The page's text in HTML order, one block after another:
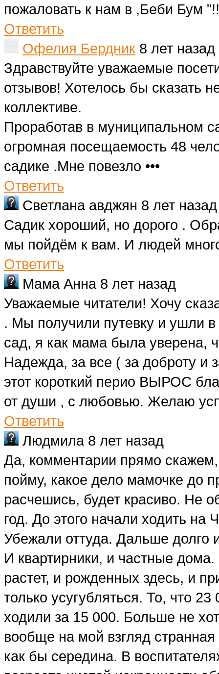
пожаловать к нам в ,Беби Бум
Ответить
Офелия Бердник 8 лет назад
Здравствуйте уважаемые
отзывов! Хотелось бы сказать
коллективе.
Проработав в муниципальном
огромная посещаемость 48
садике .Мне повезло •••
Ответить
Светлана авджян 8 лет назад
Садик хороший, но дорого .
мы пойдём к вам. И людей
Ответить
Мама Анна 8 лет назад
Уважаемые читатели! Хочу
. Мы получили путевку и ушли
сад, я как мама была уверена,
Надежда, за все ( за доброту и
этот короткий перио ВЫРОС
от души , с любовью. Желаю
Ответить
Людмила 8 лет назад
Да, комментарии прямо
пойму, какое дело мамочке до
расчешись, будет красиво. Не
год. До этого начали ходить на
Убежали оттуда. Дальше долго
И квартирники, и частные
растет, и рожденных здесь, и
только усугубляться. То, что
ходили за 15 000. Больше не
вообще на мой взгляд
как бы середина. В